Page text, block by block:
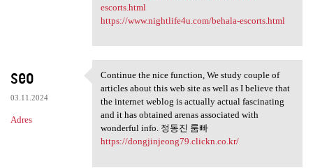
escorts.html
https://www.nightlife4u.com/behala-escorts.html
seo
03.11.2024
Adres
Continue the nice function,
Continue the nice function, We study couple of
articles about this web site as well as I believe that
the internet weblog is actually actual fascinating
and it has obtained arenas associated with
wonderful info. 정동진 룸빠
https://dongjinjeong79.clickn.co.kr/